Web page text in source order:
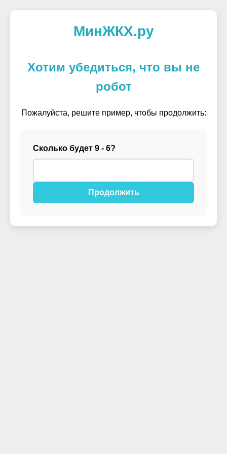
МинЖКХ.ру
Хотим убедиться, что вы не
робот
Пожалуйста, решите пример, чтобы продолжить:
Сколько будет 9 - 6?
Продолжить